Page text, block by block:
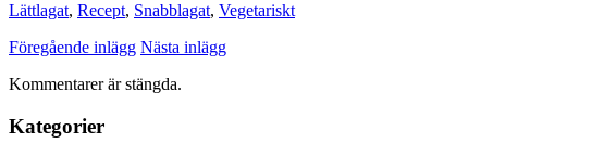
Lättlagat, Recept, Snabblagat, Vegetariskt
Föregående inlägg Nästa inlägg
Kommentarer är stängda.
Kategorier